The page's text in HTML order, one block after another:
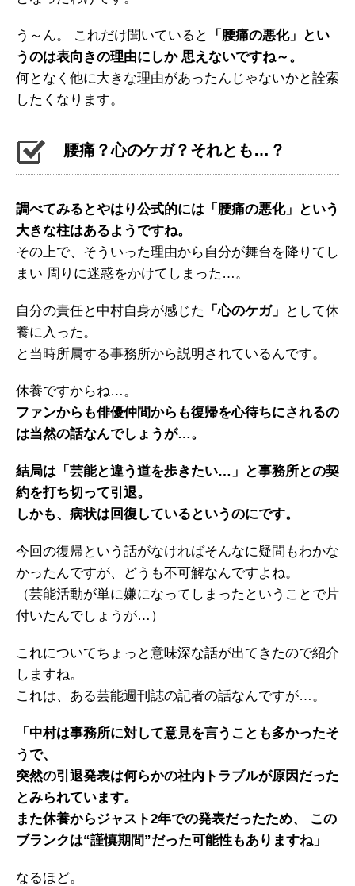
う～ん。 これだけ聞いていると
「腰痛の悪化」とい
うのは表向きの理由にしか 思えないですね～。
何となく他に大きな理由があったんじゃないかと詮索
したくなります。
腰痛？心のケガ？それとも…？
調べてみるとやはり公式的には「腰痛の悪化」という
大きな柱はあるようですね。
その上で、そういった理由から自分が舞台を降りてし
まい 周りに迷惑をかけてしまった…。
自分の責任と中村自身が感じた 「心のケガ」
として休
養に入った。
と当時所属する事務所から説明されているんです。
休養ですからね…。
ファンからも俳優仲間からも復帰を心待ちにされるの
は当然の話なんでしょうが…。
結局は「芸能と違う道を歩きたい…」と事務所との契
約を打ち切って引退。
しかも、病状は回復しているというのにです。
今回の復帰という話がなければそんなに疑問もわかな
かったんですが、どうも不可解なんですよね。
（芸能活動が単に嫌になってしまったということで片
付いたんでしょうが…）
これについてちょっと意味深な話が出てきたので紹介
しますね。
これは、ある芸能週刊誌の記者の話なんですが…。
「中村は事務所に対して意見を言うことも多かったそ
うで、
突然の引退発表は何らかの社内トラブルが原因だった
とみられています。
また休養からジャスト2年での発表だったため、 この
ブランクは“謹慎期間”だった可能性もありますね」
なるほど。